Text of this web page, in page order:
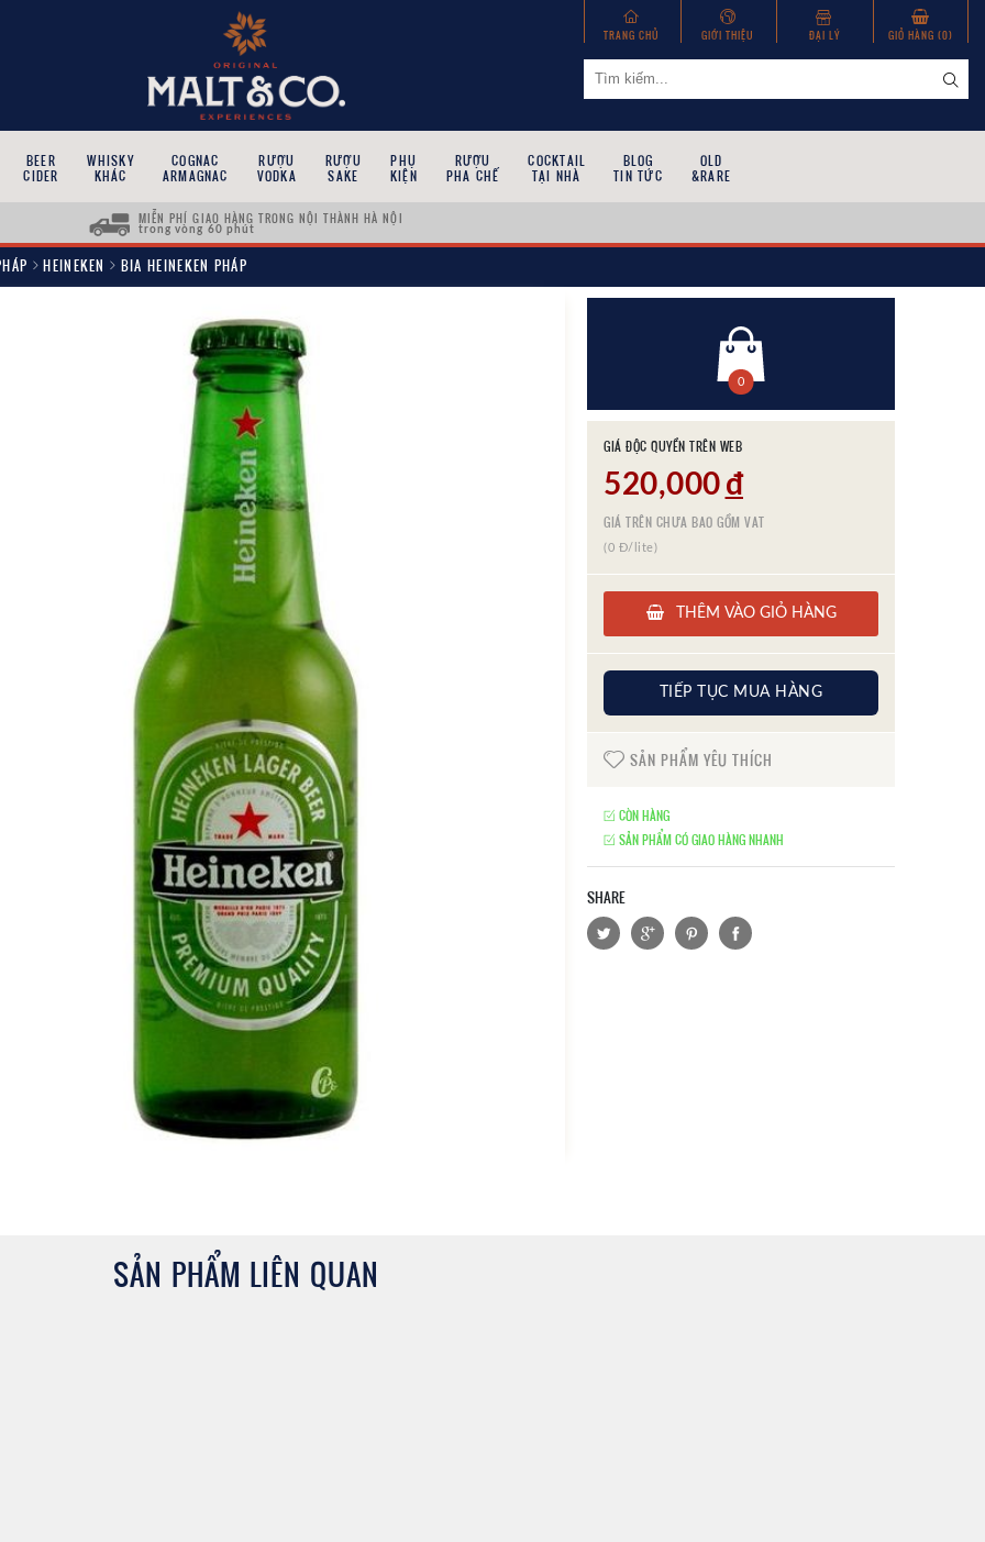
TRANG CHỦ GIỚI THIỆU ĐẠI LÝ GIỎ HÀNG (0)
BEER
CIDER
WHISKY
KHÁC
COGNAC
ARMAGNAC
RƯỢU
VODKA
RƯỢU
SAKE
PHỤ
KIỆN
RƯỢU
PHA CHẾ
COCKTAIL
TẠI NHÀ
BLOG
TIN TỨC
OLD
&RARE
MIỄN PHÍ GIAO HÀNG TRONG NỘI THÀNH HÀ NỘI
trong vòng 60 phút
HEINEKEN BIA HEINEKEN PHÁP
0
GIÁ ĐỘC QUYỀN TRÊN WEB
520,000 đ
GIÁ TRÊN CHƯA BAO GỒM VAT
(0 Đ/lite)
THÊM VÀO GIỎ HÀNG
TIẾP TỤC MUA HÀNG
SẢN PHẨM YÊU THÍCH
CÒN HÀNG
SẢN PHẨM CÓ GIAO HÀNG NHANH
SHARE
SẢN PHẨM LIÊN QUAN